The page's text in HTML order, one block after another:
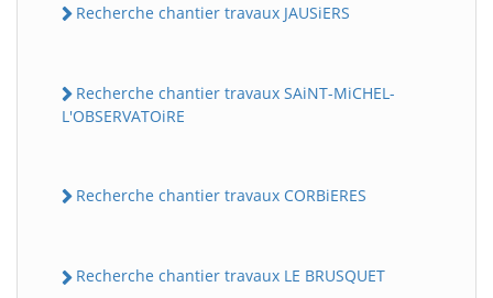
Recherche chantier travaux JAUSiERS
Recherche chantier travaux SAiNT-MiCHEL-
L'OBSERVATOiRE
Recherche chantier travaux CORBiERES
Recherche chantier travaux LE BRUSQUET